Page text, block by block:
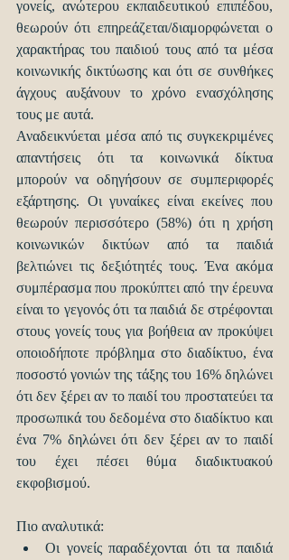
γονείς, ανώτερου εκπαιδευτικού επιπέδου,
θεωρούν ότι επηρεάζεται/διαμορφώνεται ο
χαρακτήρας του παιδιού τους από τα μέσα
κοινωνικής δικτύωσης και ότι σε συνθήκες
άγχους αυξάνουν το χρόνο ενασχόλησης
τους με αυτά.
Αναδεικνύεται μέσα από τις συγκεκριμένες
απαντήσεις ότι τα κοινωνικά δίκτυα
μπορούν να οδηγήσουν σε συμπεριφορές
εξάρτησης. Οι γυναίκες είναι εκείνες που
θεωρούν περισσότερο (58%) ότι η χρήση
κοινωνικών δικτύων από τα παιδιά
βελτιώνει τις δεξιότητές τους. Ένα ακόμα
συμπέρασμα που προκύπτει από την έρευνα
είναι το γεγονός ότι τα παιδιά δε στρέφονται
στους γονείς τους για βοήθεια αν προκύψει
οποιοδήποτε πρόβλημα στο διαδίκτυο, ένα
ποσοστό γονιών της τάξης του 16% δηλώνει
ότι δεν ξέρει αν το παιδί του προστατεύει τα
προσωπικά του δεδομένα στο διαδίκτυο και
ένα 7% δηλώνει ότι δεν ξέρει αν το παιδί
του έχει πέσει θύμα διαδικτυακού
εκφοβισμού.
Πιο αναλυτικά:
Οι γονείς παραδέχονται ότι τα παιδιά